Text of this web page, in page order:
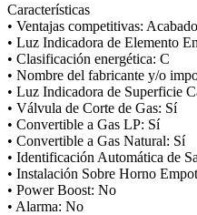
Características
• Ventajas competitivas:
• Luz Indicadora de Elemento
• Clasificación energética: C
• Nombre del fabricante y/o
• Luz Indicadora de Superficie
• Válvula de Corte de Gas: Sí
• Convertible a Gas LP: Sí
• Convertible a Gas Natural: Sí
• Identificación Automática de
• Instalación Sobre Horno
• Power Boost: No
• Alarma: No